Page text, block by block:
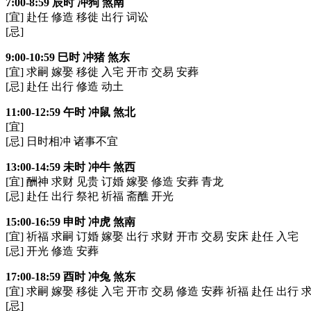
7:00-8:59 辰时 冲狗 煞南
[宜] 赴任 修造 移徙 出行 词讼
[忌]
9:00-10:59 巳时 冲猪 煞东
[宜] 求嗣 嫁娶 移徙 入宅 开市 交易 安葬
[忌] 赴任 出行 修造 动土
11:00-12:59 午时 冲鼠 煞北
[宜]
[忌] 日时相冲 诸事不宜
13:00-14:59 未时 冲牛 煞西
[宜] 酬神 求财 见贵 订婚 嫁娶 修造 安葬 青龙
[忌] 赴任 出行 祭祀 祈福 斋醮 开光
15:00-16:59 申时 冲虎 煞南
[宜] 祈福 求嗣 订婚 嫁娶 出行 求财 开市 交易 安床 赴任 入宅
[忌] 开光 修造 安葬
17:00-18:59 酉时 冲兔 煞东
[宜] 求嗣 嫁娶 移徙 入宅 开市 交易 修造 安葬 祈福 赴任 出行
[忌]